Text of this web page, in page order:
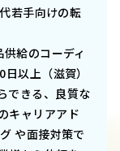
若手向けの転
供給のコーディ
以上（滋賀）
できる、良質な
キャリアアド
や面接対策で